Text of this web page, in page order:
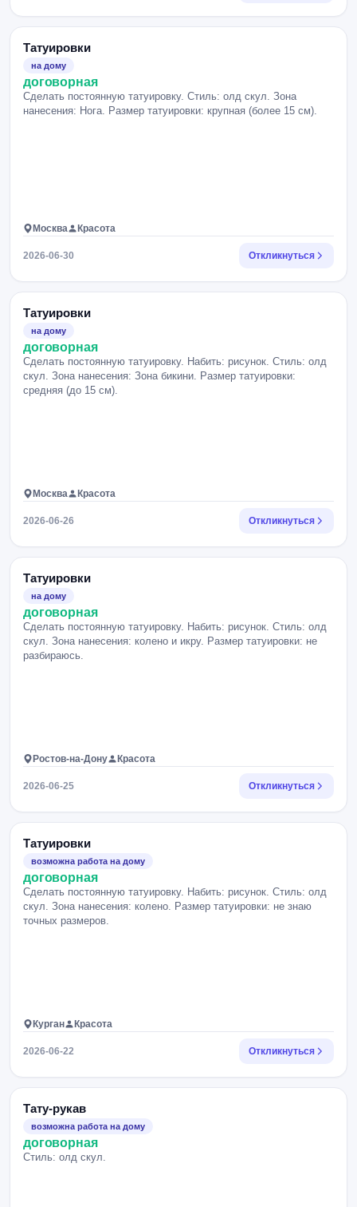
Татуировки
на дому
договорная
Сделать постоянную татуировку. Стиль: олд скул. Зона
нанесения: Нога. Размер татуировки: крупная (более 15 см).
Москва Красота
2026-06-30 Откликнуться
Татуировки
на дому
договорная
Сделать постоянную татуировку. Набить: рисунок. Стиль: олд
скул. Зона нанесения: Зона бикини. Размер татуировки:
средняя (до 15 см).
Москва Красота
2026-06-26 Откликнуться
Татуировки
на дому
договорная
Сделать постоянную татуировку. Набить: рисунок. Стиль: олд
скул. Зона нанесения: колено и икру. Размер татуировки: не
разбираюсь.
Ростов-на-Дону Красота
2026-06-25 Откликнуться
Татуировки
возможна работа на дому
договорная
Сделать постоянную татуировку. Набить: рисунок. Стиль: олд
скул. Зона нанесения: колено. Размер татуировки: не знаю
точных размеров.
Курган Красота
2026-06-22 Откликнуться
Тату-рукав
возможна работа на дому
договорная
Стиль: олд скул.